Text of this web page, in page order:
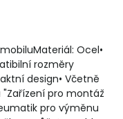
Ocel•
rozměry
design• Včetně
pro montáž
pro výměnu